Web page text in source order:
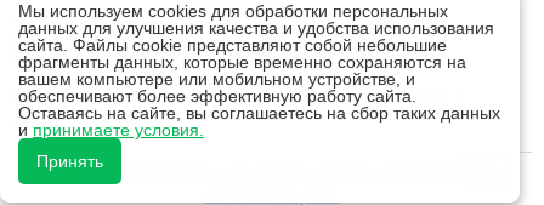
Установка осуществляется в рамках проекта «Лето
Первых продолжается, Аллея Молодежи».
Нечто похожее можно увидеть на ул. Поморская в
Архангельске.
Авторизуйтесь на сайте, чтобы оставить
Мы используем cookies для обработки персональных
данных для улучшения качества и удобства использования
сайта. Файлы cookie представляют собой небольшие
фрагменты данных, которые временно сохраняются на
вашем компьютере или мобильном устройстве, и
обеспечивают более эффективную работу сайта.
Оставаясь на сайте, вы соглашаетесь на сбор таких данных
и принимаете условия.
Принять